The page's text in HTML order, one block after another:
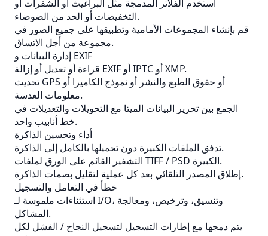
استخدم الفلاتر المدمجة مثل البراغيث أو الشفرات أو
التخفيضات أو الحد من الضوضاء.
قم بإنشاء المجموعات الأمامية وتطبيقها على جميع الصور في
مجموعة من أجل الاتساق.
إدارة البيانات و EXIF
قراءة أو تعديل أو إزالة EXIF أو IPTC أو XMP.
تحديث GPS أو حقوق الطبع والنشر أو نموذج الكاميرا أو
معلومات العدسة.
الجمع بين تحرير البيانات الميتا مع التحويلات والتعديلات في
خط أنابيب واحد.
أداء وتحسين الذاكرة
تدفق الملفات الكبيرة دون تحميلها بالكامل إلى الذاكرة.
التشفير القائم على الورق لملفات TIFF / PSD الكبيرة.
إطلاق المصدر التلقائي بعد كل عملية لتقليل بصمات الذاكرة.
خطأ في التعامل والتسجيل
استثناءات ملموسة لـ I/O، وتنسيق، وترخيص، ومعالجة
المشاكل.
يتم دمجها مع إطارات التسجيل لتسجيل النجاح / الفشل لكل